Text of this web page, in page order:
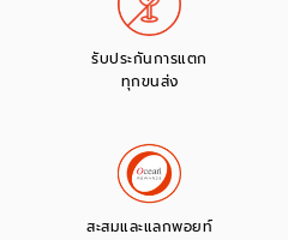
รับประกันการแตก
ทุกขนส่ง
สะสมและแลกพอยท์